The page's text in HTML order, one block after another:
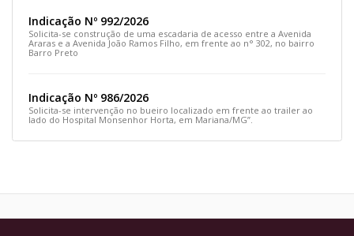
Indicação Nº 992/2026
Solicita-se construção de uma escadaria de acesso entre a Avenida
Araras e a Avenida João Ramos Filho, em frente ao n° 302, no bairro
Barro Preto
Indicação Nº 986/2026
Solicita-se intervenção no bueiro localizado em frente ao trailer ao
lado do Hospital Monsenhor Horta, em Mariana/MG”.